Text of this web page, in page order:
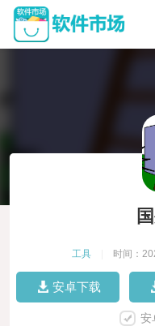
工具 时间：
安卓下载
安